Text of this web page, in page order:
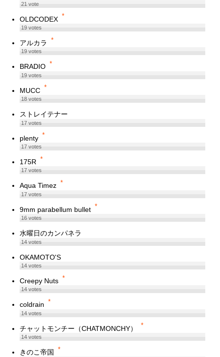
21vote
OLDCODEX *
19votes
アルカラ *
19votes
BRADIO *
19votes
MUCC *
18votes
ストレイテナー
17votes
plenty *
17votes
175R *
17votes
Aqua Timez *
17votes
9mm parabellum bullet *
16votes
水曜日のカンパネラ
14votes
OKAMOTO'S
14votes
Creepy Nuts *
14votes
coldrain *
14votes
チャットモンチー（CHATMONCHY） *
14votes
きのこ帝国 *